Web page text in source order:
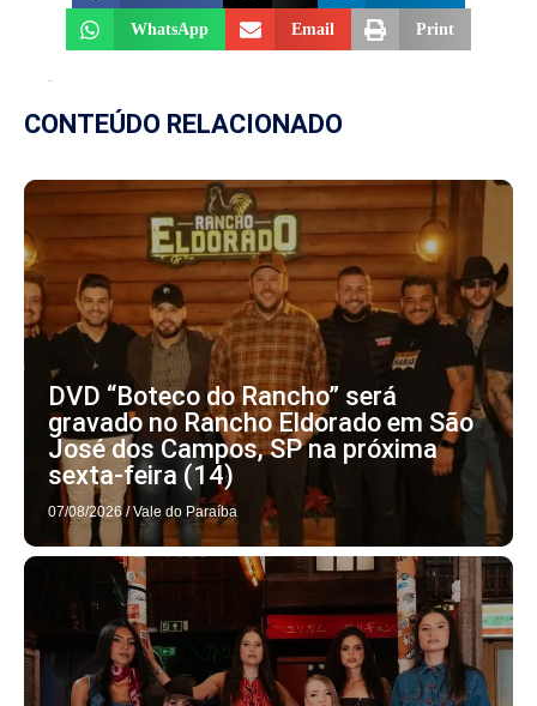
WhatsApp Email Print
CONTEÚDO RELACIONADO
DVD “Boteco do Rancho” será
gravado no Rancho Eldorado em São
José dos Campos, SP na próxima
sexta-feira (14)
07/08/2026 / Vale do Paraíba